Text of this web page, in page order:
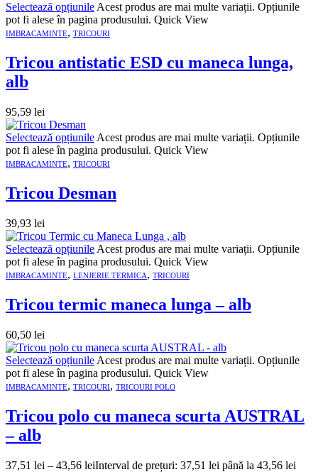
Selectează opțiunile Acest produs are mai multe variații. Opțiunile
pot fi alese în pagina produsului. Quick View
IMBRACAMINTE, TRICOURI
Tricou antistatic ESD cu maneca lunga,
alb
95,59 lei
Selectează opțiunile Acest produs are mai multe variații. Opțiunile
pot fi alese în pagina produsului. Quick View
IMBRACAMINTE, TRICOURI
Tricou Desman
39,93 lei
Selectează opțiunile Acest produs are mai multe variații. Opțiunile
pot fi alese în pagina produsului. Quick View
IMBRACAMINTE, LENJERIE TERMICA, TRICOURI
Tricou termic maneca lunga – alb
60,50 lei
Selectează opțiunile Acest produs are mai multe variații. Opțiunile
pot fi alese în pagina produsului. Quick View
IMBRACAMINTE, TRICOURI, TRICOURI POLO
Tricou polo cu maneca scurta AUSTRAL
– alb
37,51 lei – 43,56 leiInterval de prețuri: 37,51 lei până la 43,56 lei